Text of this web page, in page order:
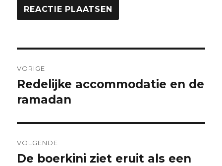
navigatie
VORIGE
Vorig
bericht:
Redelijke accommodatie en de
ramadan
VOLGENDE
Volgend
De boerkini ziet eruit als een